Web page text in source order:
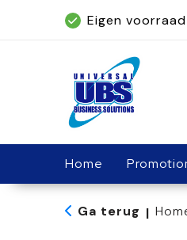
Eigen voorraad
Geleverd
Home
Ga terug |